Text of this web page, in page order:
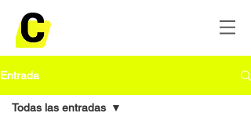
Entrada
Todas las entradas